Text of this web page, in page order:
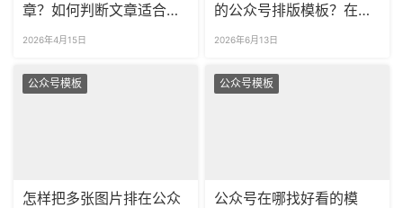
章？如何判断文章适合设
2026年4月15日
的公众号排版模板？在哪
样式素材？
2026年6月13日
公众号模板
怎样把多张图片排在公众
公众号模板
公众号在哪找好看的模